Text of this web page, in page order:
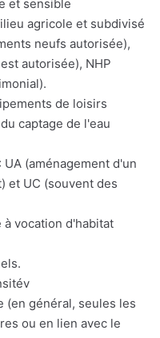
et sensible
agricole et subdivisé
neufs autorisée),
autorisée), NHP
de loisirs
captage de l'eau
(aménagement d'un
et UC (souvent des
vocation d'habitat
(en général, seules les
ou en lien avec le